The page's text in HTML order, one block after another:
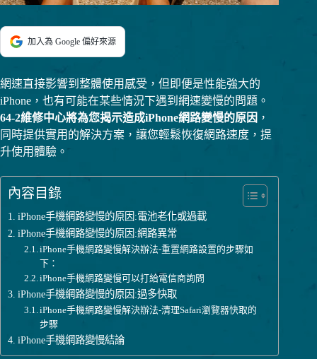
加入為 Google 偏好來源
網速直接影響到整體使用感受，但即便是性能強大的
iPhone，也有可能在某些情況下遇到網速變慢的問題。
64-2維修中心將為您揭示造成iPhone網路變慢的原因 ，
同時提供實用的解決方案，讓您輕鬆恢復網路速度，提
升使用體驗。
內容目錄
iPhone手機網路變慢的原因:電池老化或過載
iPhone手機網路變慢的原因:網路異常
iPhone手機網路變慢解決辦法-重置網路設置的步驟如
下：
iPhone手機網路變慢可以打給電信商詢問
iPhone手機網路變慢的原因:過多快取
iPhone手機網路變慢解決辦法-清理Safari瀏覽器快取的
步驟
iPhone手機網路變慢結論